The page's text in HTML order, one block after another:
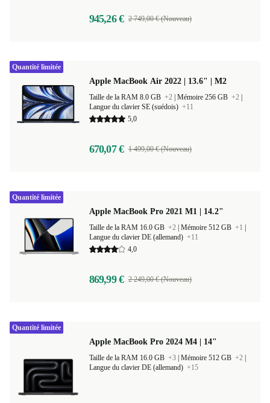
945,26 € 2 749,00 € (Nouveau)
Apple MacBook Air 2022 | 13.6" | M2
Taille de la RAM 8.0 GB +2 Mémoire 256 GB +2
Langue du clavier SE (suédois) +11
5,0
670,07 € 1 499,00 € (Nouveau)
Quantité limitée
Apple MacBook Pro 2021 M1 | 14.2"
Taille de la RAM 16.0 GB +2 Mémoire 512 GB +1
Langue du clavier DE (allemand) +11
4,0
869,99 € 2 249,00 € (Nouveau)
Quantité limitée
Apple MacBook Pro 2024 M4 | 14"
Taille de la RAM 16.0 GB +3 Mémoire 512 GB +2
Langue du clavier DE (allemand) +15
Quantité limitée